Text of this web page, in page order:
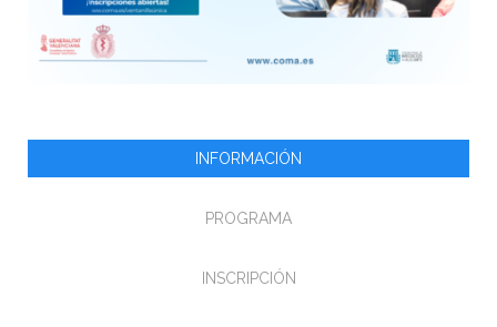
INFORMACIÓN
PROGRAMA
INSCRIPCIÓN